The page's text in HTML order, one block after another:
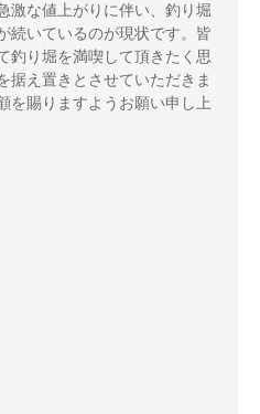
激な値上がりに伴い、釣り堀
続いているのが現状です。皆
釣り堀を満喫して頂きたく思
据え置きとさせていただきま
を賜りますようお願い申し上